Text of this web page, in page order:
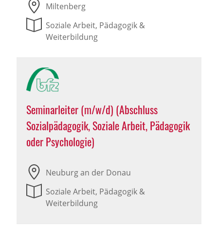
Miltenberg
Soziale Arbeit, Pädagogik &
Weiterbildung
Seminarleiter (m/w/d) (Abschluss
Sozialpädagogik, Soziale Arbeit, Pädagogik
oder Psychologie)
Neuburg an der Donau
Soziale Arbeit, Pädagogik &
Weiterbildung